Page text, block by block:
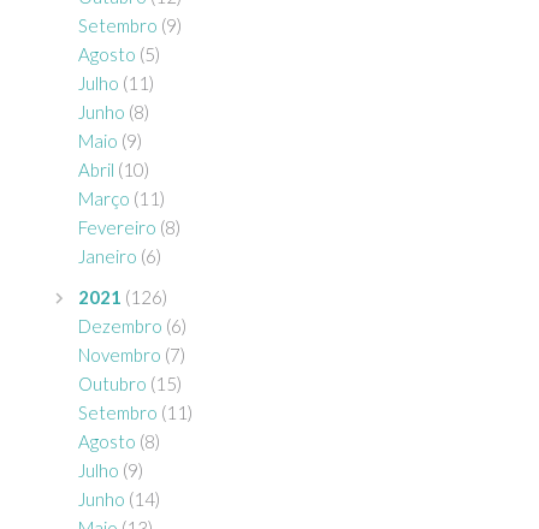
Setembro (9)
Agosto (5)
Julho (11)
Junho (8)
Maio (9)
Abril (10)
Março (11)
Fevereiro (8)
Janeiro (6)
2021 (126)
Dezembro (6)
Novembro (7)
Outubro (15)
Setembro (11)
Agosto (8)
Julho (9)
Junho (14)